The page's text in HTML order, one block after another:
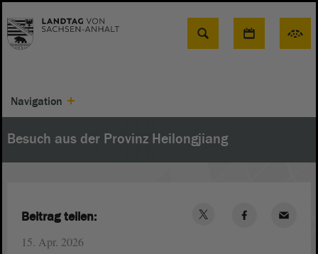
Suche
Navigation
Besuch aus der Provinz Heilongjiang
15. Apr. 2026
Beitrag teilen: